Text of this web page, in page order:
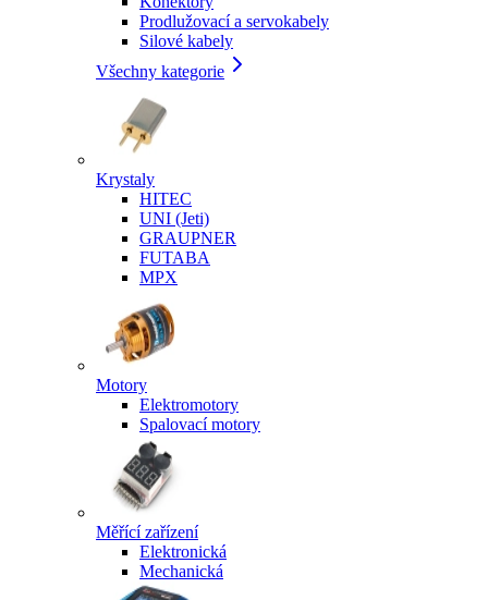
Prodlužovací a servokabely
Silové kabely
Všechny kategorie
Krystaly
HITEC
UNI (Jeti)
GRAUPNER
FUTABA
MPX
Motory
Elektromotory
Spalovací motory
Měřící zařízení
Elektronická
Mechanická